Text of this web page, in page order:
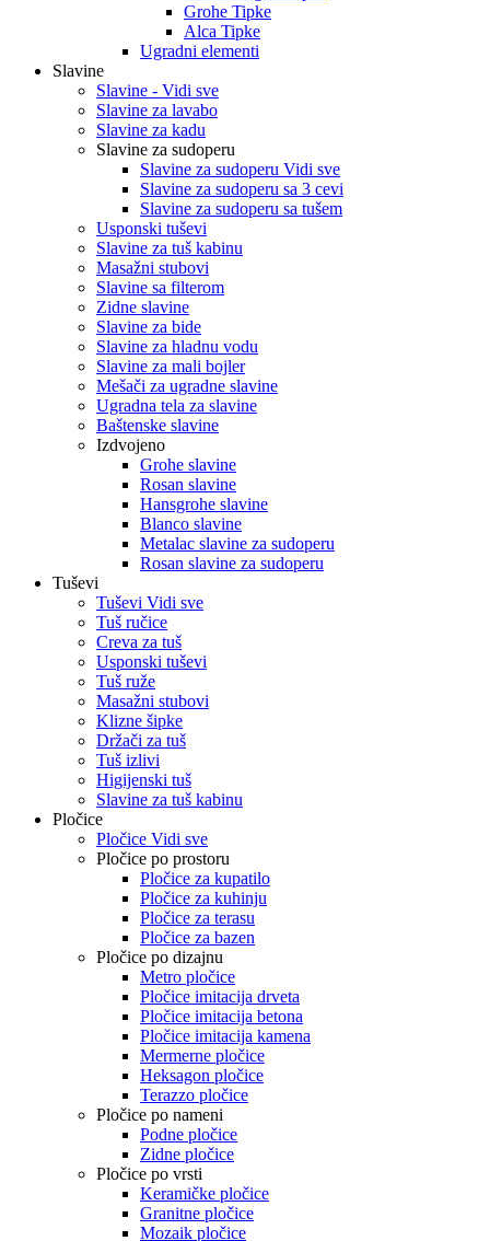
Grohe Tipke
Alca Tipke
Ugradni elementi
Slavine
Slavine - Vidi sve
Slavine za lavabo
Slavine za kadu
Slavine za sudoperu
Slavine za sudoperu Vidi sve
Slavine za sudoperu sa 3 cevi
Slavine za sudoperu sa tušem
Usponski tuševi
Slavine za tuš kabinu
Masažni stubovi
Slavine sa filterom
Zidne slavine
Slavine za bide
Slavine za hladnu vodu
Slavine za mali bojler
Mešači za ugradne slavine
Ugradna tela za slavine
Baštenske slavine
Izdvojeno
Grohe slavine
Rosan slavine
Hansgrohe slavine
Blanco slavine
Metalac slavine za sudoperu
Rosan slavine za sudoperu
Tuševi
Tuševi Vidi sve
Tuš ručice
Creva za tuš
Usponski tuševi
Tuš ruže
Masažni stubovi
Klizne šipke
Držači za tuš
Tuš izlivi
Higijenski tuš
Slavine za tuš kabinu
Pločice
Pločice Vidi sve
Pločice po prostoru
Pločice za kupatilo
Pločice za kuhinju
Pločice za terasu
Pločice za bazen
Pločice po dizajnu
Metro pločice
Pločice imitacija drveta
Pločice imitacija betona
Pločice imitacija kamena
Mermerne pločice
Heksagon pločice
Terazzo pločice
Pločice po nameni
Podne pločice
Zidne pločice
Pločice po vrsti
Keramičke pločice
Granitne pločice
Mozaik pločice